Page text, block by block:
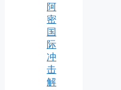
阿
密
国
际
冲
击
解